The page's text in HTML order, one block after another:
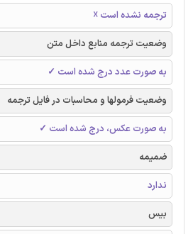
ترجمه نشده است ☓
وضعیت ترجمه منابع داخل متن
به صورت عدد درج شده است ✓
وضعیت فرمولها و محاسبات در فایل ترجمه
به صورت عکس، درج شده است ✓
ضمیمه
ندارد
بیس